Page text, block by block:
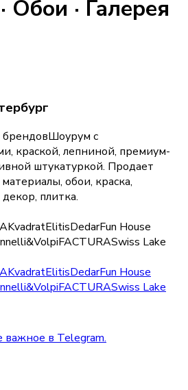
· Обои · Галерея
брендовШоурум с
краской, лепниной, премиум-
штукатуркой. Продает
материалы, обои, краска,
плитка.
KvadratElitisDedarFun House
FACTURASwiss Lake
KvadratElitisDedarFun House
FACTURASwiss Lake
важное в Telegram.